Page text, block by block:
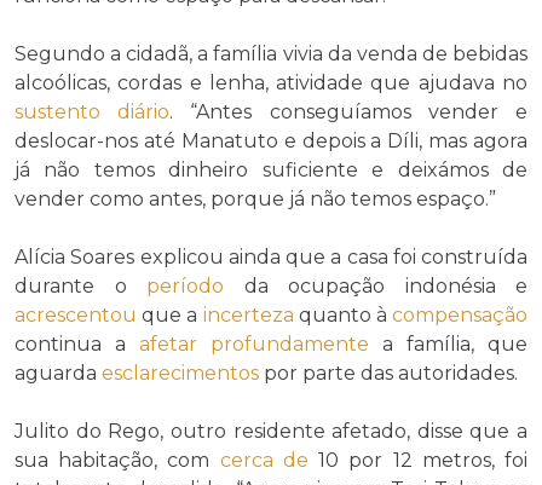
Segundo a cidadã, a família vivia da venda de bebidas
alcoólicas, cordas e lenha, atividade que ajudava no
sustento
diário. “Antes conseguíamos vender e
deslocar-nos até Manatuto e depois a Díli, mas agora
já não temos dinheiro suficiente e deixámos de
vender como antes, porque já não temos espaço.”
Alícia Soares explicou ainda que a casa foi construída
durante o período da ocupação indonésia e
acrescentou que a incerteza quanto à compensação
continua a afetar profundamente a família, que
aguarda esclarecimentos por parte das autoridades.
Julito do Rego, outro residente afetado, disse que a
sua habitação, com cerca de 10 por 12 metros, foi